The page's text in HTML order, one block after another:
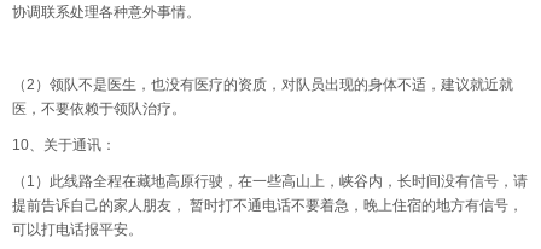
协调联系处理各种意外事情。
（2）领队不是医生，也没有医疗的资质，对队员出现的身体不适，建议就近就
医，不要依赖于领队治疗。
10、关于通讯：
（1）此线路全程在藏地高原行驶，在一些高山上，峡谷内，长时间没有信号，请
提前告诉自己的家人朋友， 暂时打不通电话不要着急，晚上住宿的地方有信号，
可以打电话报平安。